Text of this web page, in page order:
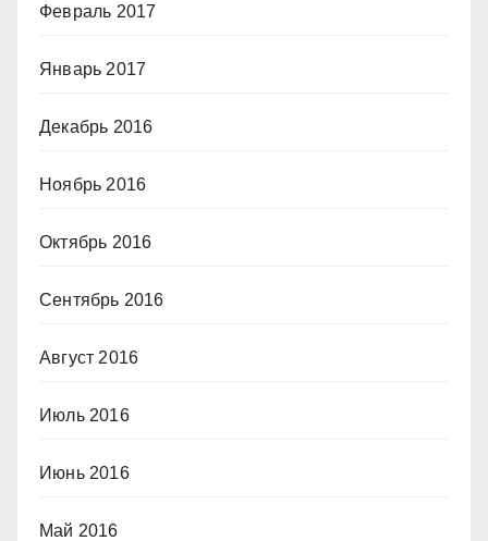
Февраль 2017
Январь 2017
Декабрь 2016
Ноябрь 2016
Октябрь 2016
Сентябрь 2016
Август 2016
Июль 2016
Июнь 2016
Май 2016